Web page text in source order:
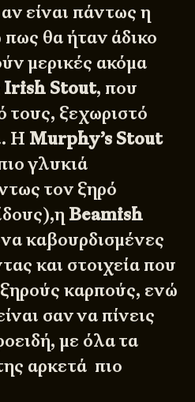
είναι πάντως η
θα ήταν άδικο
μερικές ακόμα
Irish Stout, που
τους, ξεχωριστό
Η Murphy’s Stout
γλυκιά
τον ξηρό
Beamish
καβουρδισμένες
και στοιχεία που
καρπούς, ενώ
σαν να πίνεις
με όλα τα
αρκετά πιο